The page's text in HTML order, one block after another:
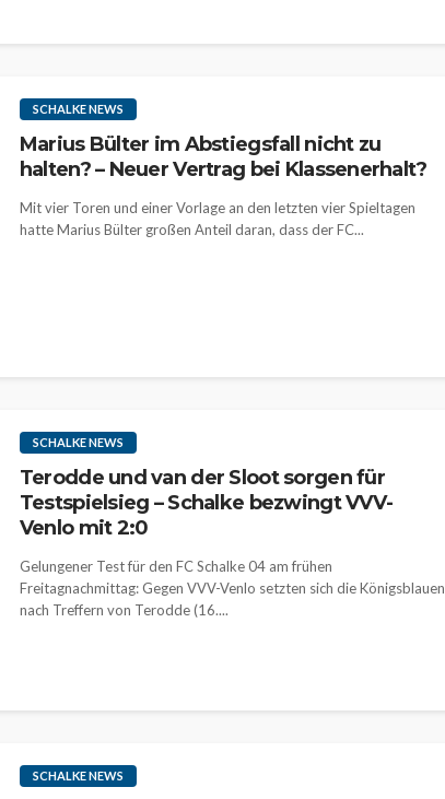
SCHALKE NEWS
Marius Bülter im Abstiegsfall nicht zu
halten? – Neuer Vertrag bei Klassenerhalt?
Mit vier Toren und einer Vorlage an den letzten vier Spieltagen
hatte Marius Bülter großen Anteil daran, dass der FC...
SCHALKE NEWS
Terodde und van der Sloot sorgen für
Testspielsieg – Schalke bezwingt VVV-
Venlo mit 2:0
Gelungener Test für den FC Schalke 04 am frühen
Freitagnachmittag: Gegen VVV-Venlo setzten sich die Königsblauen
nach Treffern von Terodde (16....
SCHALKE NEWS